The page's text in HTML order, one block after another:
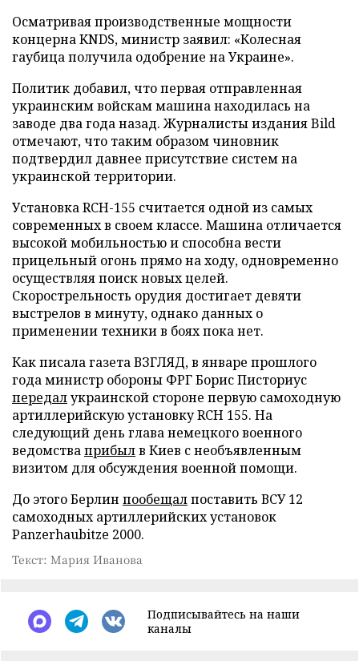
Осматривая производственные мощности
концерна KNDS, министр заявил: «Колесная
гаубица получила одобрение на Украине».
Политик добавил, что первая отправленная
украинским войскам машина находилась на
заводе два года назад. Журналисты издания Bild
отмечают, что таким образом чиновник
подтвердил давнее присутствие систем на
украинской территории.
Установка RCH-155 считается одной из самых
современных в своем классе. Машина отличается
высокой мобильностью и способна вести
прицельный огонь прямо на ходу, одновременно
осуществляя поиск новых целей.
Скорострельность орудия достигает девяти
выстрелов в минуту, однако данных о
применении техники в боях пока нет.
Как писала газета ВЗГЛЯД, в январе прошлого
года министр обороны ФРГ Борис Писториус
передалукраинской стороне первую самоходную
артиллерийскую установку RCH 155. На
следующий день глава немецкого военного
ведомстваприбылв Киев с необъявленным
визитом для обсуждения военной помощи.
До этого Берлин пообещалпоставить ВСУ 12
самоходных артиллерийских установок
Panzerhaubitze 2000.
Текст: Мария Иванова
Подписывайтесь на наши
каналы